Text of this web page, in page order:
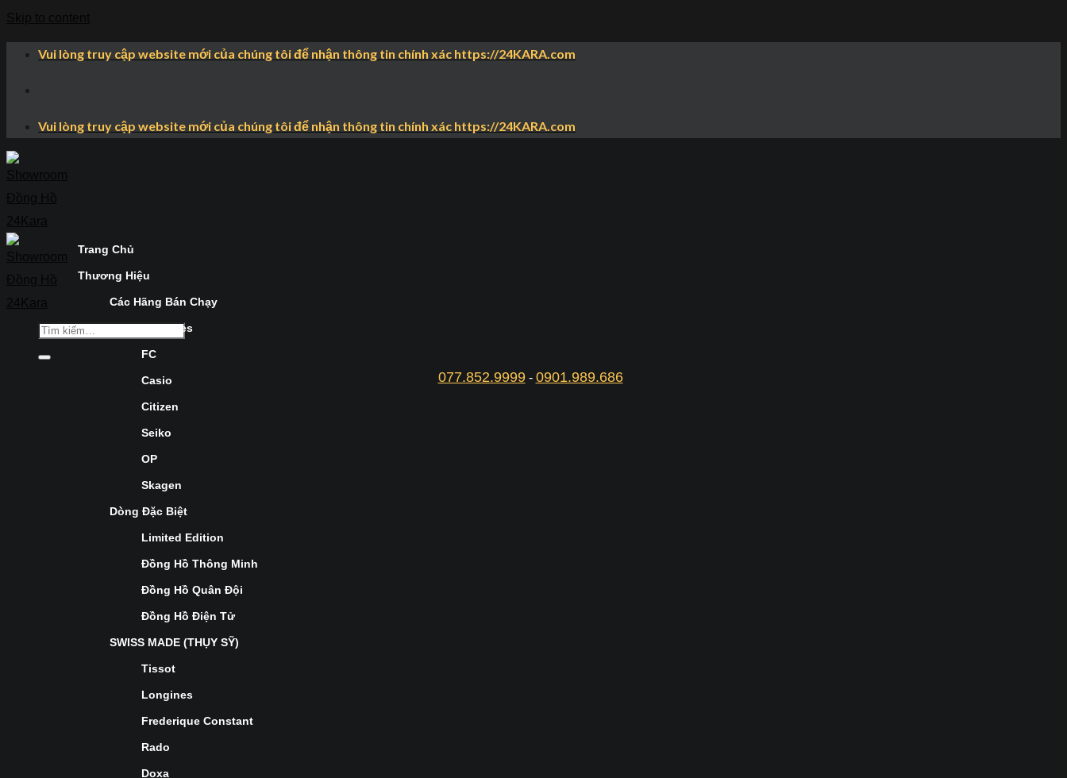
Vui lòng truy cập website mới của chúng tôi để nhận thông tin chính xác https://24KARA.com
Vui lòng truy cập website mới của chúng tôi để nhận thông tin chính xác https://24KARA.com
077.852.9999- 0901.989.686
Trang Chủ
Thương Hiệu
Các Hãng Bán Chạy
Longines
FC
Casio
Citizen
Seiko
OP
Skagen
Dòng Đặc Biệt
Limited Edition
Đồng Hồ Thông Minh
Đồng Hồ Quân Đội
Đồng Hồ Điện Tử
SWISS MADE (THỤY SỸ)
Tissot
Longines
Frederique Constant
Rado
Doxa